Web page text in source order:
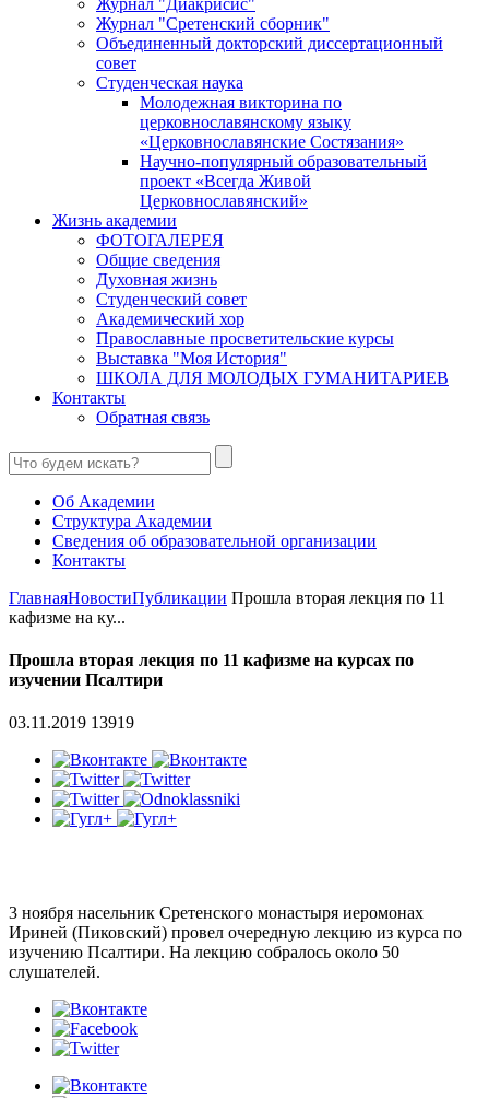
Журнал "Сретенский сборник"
Объединенный докторский диссертационный
совет
Студенческая наука
Молодежная викторина по
церковнославянскому языку
«Церковнославянские Состязания»
Научно-популярный образовательный
проект «Всегда Живой
Церковнославянский»
Жизнь академии
ФОТОГАЛЕРЕЯ
Общие сведения
Духовная жизнь
Студенческий совет
Академический хор
Православные просветительские курсы
Выставка "Моя История"
ШКОЛА ДЛЯ МОЛОДЫХ ГУМАНИТАРИЕВ
Контакты
Обратная связь
Об Академии
Структура Академии
Сведения об образовательной организации
Контакты
ГлавнаяНовостиПубликации Прошла вторая лекция по 11
кафизме на ку...
Прошла вторая лекция по 11 кафизме на курсах по
изучении Псалтири
03.11.2019 13919
3 ноября насельник Сретенского монастыря иеромонах
Ириней (Пиковский) провел очередную лекцию из курса по
изучению Псалтири. На лекцию собралось около 50
слушателей.